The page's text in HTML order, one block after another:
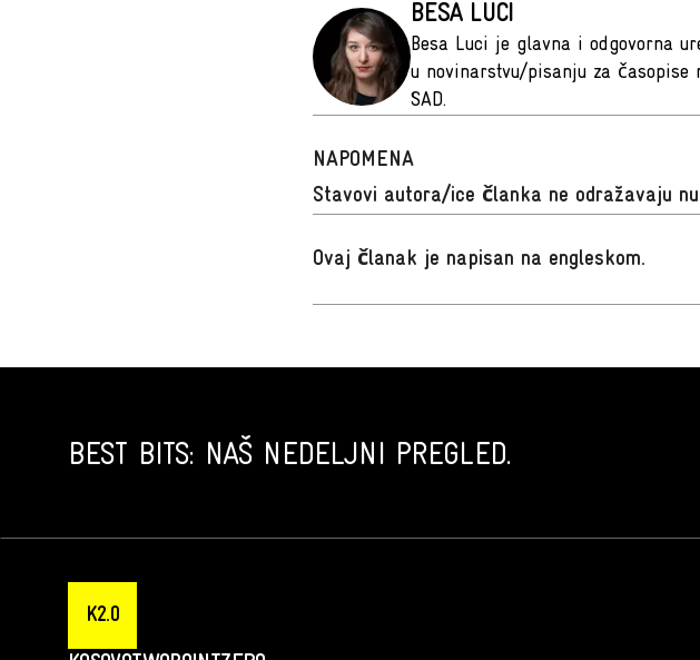
BESA LUCI
Besa Luci je glavna i odgovorna
u novinarstvu/pisanju za časopise
SAD.
NAPOMENA
Stavovi autora/ice članka ne odražavaju
Ovaj članak je napisan na engleskom.
BEST BITS: NAŠ NEDELJNI PREGLED.
K2.0